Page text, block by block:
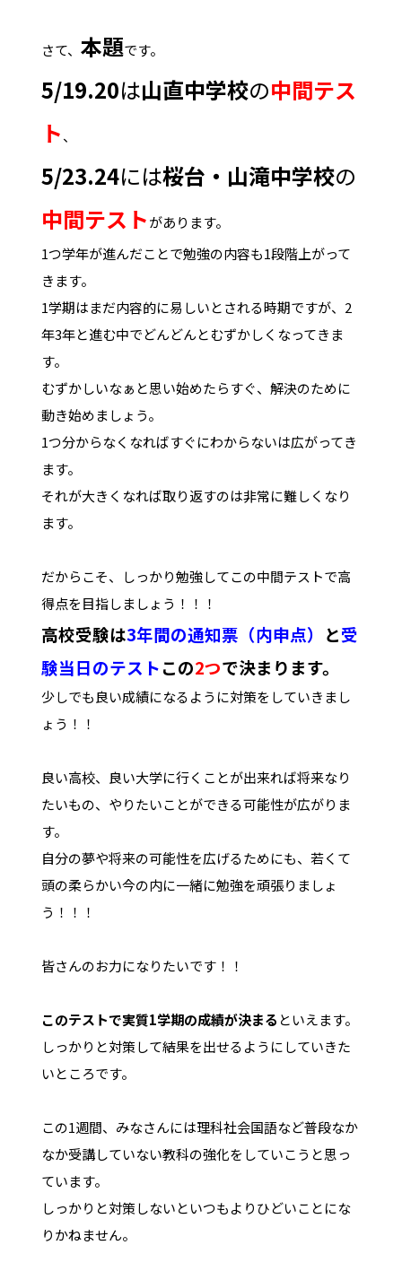
さて、 本題です。
5/19.20は山直中学校の中間テス
ト、
5/23.24には桜台・山滝中学校の
中間テストがあります。
1つ学年が進んだことで勉強の内容も1段階上がって
きます。
1学期はまだ内容的に易しいとされる時期ですが、2
年3年と進む中でどんどんとむずかしくなってきま
す。
むずかしいなぁと思い始めたらすぐ、解決のために
動き始めましょう。
1つ分からなくなればすぐにわからないは広がってき
ます。
それが大きくなれば取り返すのは非常に難しくなり
ます。
だからこそ、しっかり勉強してこの中間テストで高
得点を目指しましょう！！！
高校受験は3年間の通知票（内申点） と受
験当日のテストこの2つで決まります。
少しでも良い成績になるように対策をしていきまし
ょう！！
良い高校、良い大学に行くことが出来れば将来なり
たいもの、やりたいことができる可能性が広がりま
す。
自分の夢や将来の可能性を広げるためにも、若くて
頭の柔らかい今の内に一緒に勉強を頑張りましょ
う！！！
皆さんのお力になりたいです！！
このテストで実質1学期の成績が決まる といえます。
しっかりと対策して結果を出せるようにしていきた
いところです。
この1週間、みなさんには理科社会国語など普段なか
なか受講していない教科の強化をしていこうと思っ
ています。
しっかりと対策しないといつもよりひどいことにな
りかねません。